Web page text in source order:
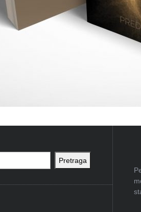
Pretraga